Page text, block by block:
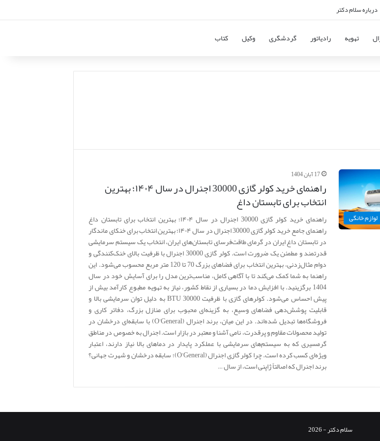
درباره سلام دکتر
تهویه رادیاتور گردشگری وکیل کتاب
لوازم خانگی
17 آبان 1404
راهنمای خرید کولر گازی 30000 اجنرال در سال ۱۴۰۴؛ بهترین
انتخاب برای تابستان داغ
راهنمای خرید کولر گازی 30000 اجنرال در سال ۱۴۰۴؛ بهترین انتخاب برای تابستان داغ
راهنمای جامع خرید کولر گازی 30000 اجنرال در سال ۱۴۰۴؛ بهترین انتخاب برای خنکای ماندگار
در تابستان داغ ایران در گرمای طاقت‌فرسای تابستان‌های ایران، انتخاب یک سیستم سرمایشی
قدرتمند و مطمئن یک ضرورت است. کولر گازی 30000 اجنرال با ظرفیت بالای خنک‌کنندگی و
دوام مثال‌زدنی، بهترین انتخاب برای فضاهای بزرگ 70 تا 120 متر مربع محسوب می‌شود. این
راهنما به شما کمک می‌کند تا با آگاهی کامل، مناسب‌ترین مدل را برای آسایش خود در سال
1404 برگزینید. با افزایش دما در بسیاری از نقاط کشور، نیاز به تهویه مطبوع کارآمد بیش از
پیش احساس می‌شود. کولرهای گازی با ظرفیت 30000 BTU به دلیل توان سرمایشی بالا و
قابلیت پوشش‌دهی فضاهای وسیع، به گزینه‌ای محبوب برای منازل بزرگ، دفاتر کاری و
فروشگاه‌ها تبدیل شده‌اند. در این میان، برند اجنرال (O’General) با سابقه‌ای درخشان در
تولید محصولات مقاوم و پرقدرت، نامی آشنا و معتبر در بازار است. اجنرال به خصوص در مناطق
گرمسیری که به سیستم‌های سرمایشی با عملکرد پایدار در دماهای بالا نیاز دارند، اعتبار
ویژه‌ای کسب کرده است. چرا کولر گازی اجنرال (O’General)؛ سابقه درخشان و شهرت جهانی؟
برند اجنرال که اصالتاً ژاپنی است، از سال …
سلام دکتر - 2026